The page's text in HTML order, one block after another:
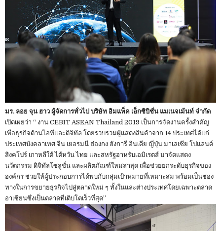
มร. ลอย จุน ฮาว ผู้จัดการทั่วไป บริษัท อิมแพ็ค เอ็กซิบิชั่น แมเนจเม้นท์ จำกัด
เปิดเผยว่า “ งาน CEBIT ASEAN Thailand 2019 เป็นการจัดงานครั้งสำคัญ
เพื่อธุรกิจด้านไอทีและดิจิทัล โดยรวบรวมผู้แสดงสินค้าจาก 14 ประเทศได้แก่
ประเทศบังคลาเทศ จีน เยอรมนี ฮ่องกง ฮังการี อินเดีย ญี่ปุ่น มาเลเซีย โปแลนด์
สิงคโปร์ เกาหลีใต้ ไต้หวัน ไทย และสหรัฐอาหรับเอมิเรตส์ มาจัดแสดง
นวัตกรรม ดิจิทัลโซลูชั่น และผลิตภัณฑ์ใหม่ล่าสุด เพื่อช่วยยกระดับธุรกิจของ
องค์กร ช่วยให้ผู้ประกอบการได้พบกับกลุ่มเป้าหมายที่เหมาะสม พร้อมเป็นช่อง
ทางในการขยายธุรกิจไปสู่ตลาดใหม่ ๆ ทั้งในและต่างประเทศโดยเฉพาะตลาด
อาเซียนซึ่งเป็นตลาดที่เติบโตเร็วที่สุด”